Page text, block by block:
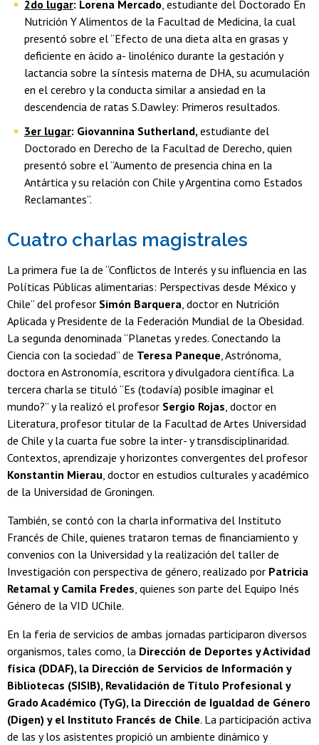
2do lugar: Lorena Mercado, estudiante del Doctorado En
Nutrición Y Alimentos de la Facultad de Medicina, la cual
presentó sobre el “Efecto de una dieta alta en grasas y
deficiente en ácido a- linolénico durante la gestación y
lactancia sobre la síntesis materna de DHA, su acumulación
en el cerebro y la conducta similar a ansiedad en la
descendencia de ratas S.Dawley: Primeros resultados.
3er lugar: Giovannina Sutherland,estudiante del
Doctorado en Derecho de la Facultad de Derecho, quien
presentó sobre el “Aumento de presencia china en la
Antártica y su relación con Chile y Argentina como Estados
Reclamantes”.
Cuatro charlas magistrales
La primera fue la de “Conflictos de Interés y su influencia en las
Políticas Públicas alimentarias: Perspectivas desde México y
Chile” del profesor Simón Barquera, doctor en Nutrición
Aplicada y Presidente de la Federación Mundial de la Obesidad.
La segunda denominada “Planetas y redes. Conectando la
Ciencia con la sociedad” de Teresa Paneque, Astrónoma,
doctora en Astronomía, escritora y divulgadora científica. La
tercera charla se tituló “Es (todavía) posible imaginar el
mundo?” y la realizó el profesor Sergio Rojas, doctor en
Literatura, profesor titular de la Facultad de Artes Universidad
de Chile y la cuarta fue sobre la inter- y transdisciplinaridad.
Contextos, aprendizaje y horizontes convergentes del profesor
Konstantin Mierau, doctor en estudios culturales y académico
de la Universidad de Groningen.
También, se contó con la charla informativa del Instituto
Francés de Chile, quienes trataron temas de financiamiento y
convenios con la Universidad y la realización del taller de
Investigación con perspectiva de género, realizado por Patricia
Retamal y Camila Fredes, quienes son parte del Equipo Inés
Género de la VID UChile.
En la feria de servicios de ambas jornadas participaron diversos
organismos, tales como, la Dirección de Deportes y Actividad
física (DDAF), la Dirección de Servicios de Información y
Bibliotecas (SISIB), Revalidación de Título Profesional y
Grado Académico (TyG), la Dirección de Igualdad de Género
(Digen) y el Instituto Francés de Chile. La participación activa
de las y los asistentes propició un ambiente dinámico y